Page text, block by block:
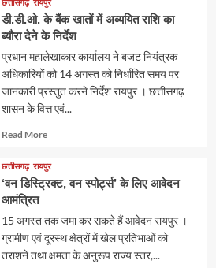
छत्तीसगढ़ रायपुर
डी.डी.ओ. के बैंक खातों में अव्ययित राशि का
ब्यौरा देने के निर्देश
प्रधान महालेखाकार कार्यालय ने बजट नियंत्रक
अधिकारियों को 14 अगस्त को निर्धारित समय पर
जानकारी प्रस्तुत करने निर्देश रायपुर । छत्तीसगढ़
शासन के वित्त एवं...
Read MoreRead
about
छत्तीसगढ़ रायपुर
‘वन डिस्ट्रिक्ट, वन स्पोर्ट्स’ के लिए आवेदन
आमंत्रित
15 अगस्त तक जमा कर सकते हैं आवेदन रायपुर ।
ग्रामीण एवं दूरस्थ क्षेत्रों में खेल प्रतिभाओं को
तराशने तथा क्षमता के अनुरूप राज्य स्तर,...